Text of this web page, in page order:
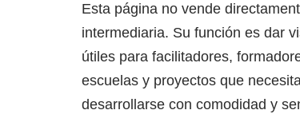
Esta página no vende
intermediaria. Su función es dar
útiles para facilitadores,
escuelas y proyectos que
desarrollarse con comodidad y